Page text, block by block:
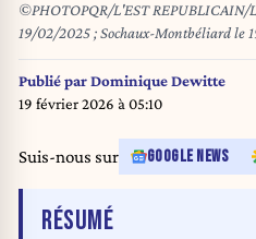
©PHOTOPQR/L'EST
19/02/2025 ; Sochaux-Montbéliard le
des salariés de l'usine du constructeur
la chaîne de montage des Peugeot
Photo Lionel Vadam
Publié parDominique Dewitte
19 février 2026 à 05:10
Suis-nous sur GOOGLE NEWS
RÉSUMÉDE L'ARTICLE